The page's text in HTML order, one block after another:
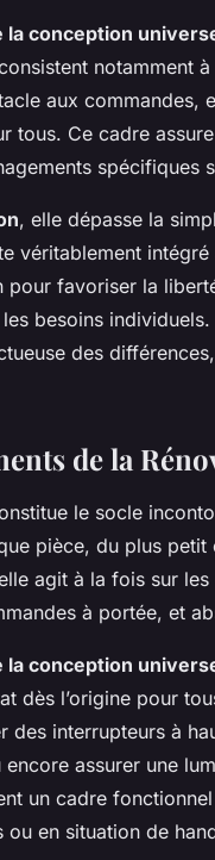
la conception
notamment
aux
tous. Ce cadre
spécifiques
, elle dépasse la
véritablement
pour favoriser la
besoins
des
de la
le socle
pièce, du plus
agit à la fois sur
à portée, et
la conception
dès l’origine pour
des interrupteurs à
assurer une
un cadre
ou en situation de